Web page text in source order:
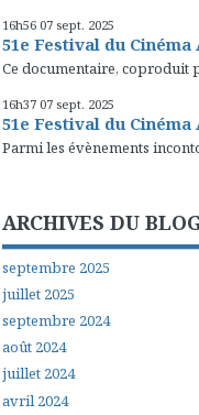
16h56 07 sept. 2025
51e Festival du
Ce documentaire, coproduit
16h37 07 sept. 2025
51e Festival du
Parmi les évènements
ARCHIVES DU
septembre 2025
juillet 2025
septembre 2024
août 2024
juillet 2024
avril 2024